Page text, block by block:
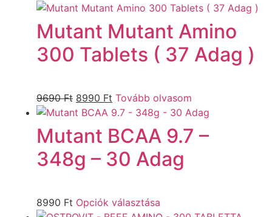
Mutant Mutant Amino
300 Tablets ( 37 Adag )
9690Ft 8990 Ft Tovább olvasom
Mutant BCAA 9.7 –
348g – 30 Adag
8990 Ft Opciók választása